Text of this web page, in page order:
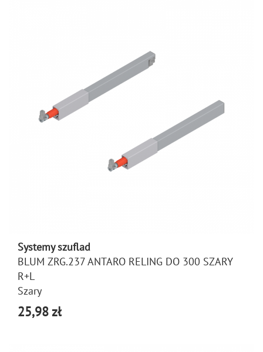
Systemy szuflad
BLUM ZRG.237 ANTARO RELING DO 300 SZARY
R+L
Szary
25,98 zł